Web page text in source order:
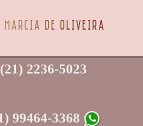
(21) 2236-5023
99464-3368